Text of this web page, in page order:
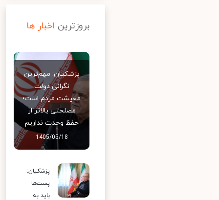
بروزترین اخبار ها
پزشکیان: مهم‌ترین
نگرانی دولت
معیشت مردم است؛
مصلحتی بالاتر از
حفظ وحدت نداریم
1405/05/18
پزشکیان:
پست‌ها
باید به